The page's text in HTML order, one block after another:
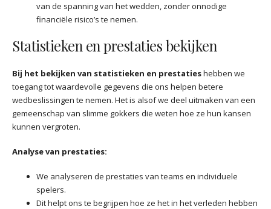
van de spanning van het wedden, zonder onnodige
financiële risico’s te nemen.
Statistieken en prestaties bekijken
Bij het bekijken van statistieken en prestatieshebben we
toegang tot waardevolle gegevens die ons helpen betere
wedbeslissingen te nemen. Het is alsof we deel uitmaken van een
gemeenschap van slimme gokkers die weten hoe ze hun kansen
kunnen vergroten.
Analyse van prestaties:
We analyseren de prestaties van teams en individuele
spelers.
Dit helpt ons te begrijpen hoe ze het in het verleden hebben